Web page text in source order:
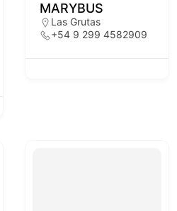
MARYBUS
Las Grutas
+54 9 299 4582909